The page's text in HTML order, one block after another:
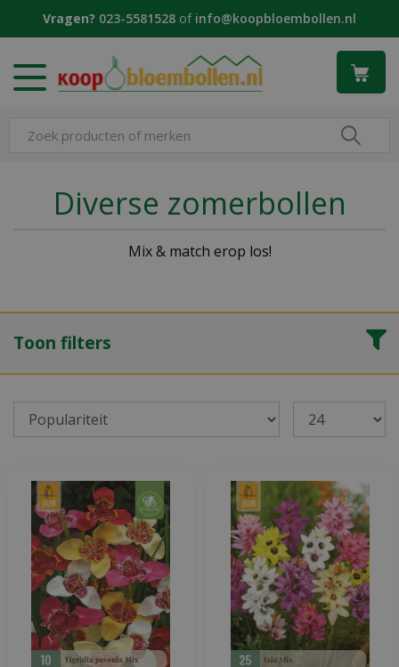
Vragen? 023-5581528 of info@koopbloembollen.nl
Diverse zomerbollen
Mix & match erop los!
Toon filters